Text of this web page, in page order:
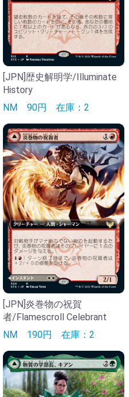
[JPN]歴史解明学/Illuminate
History
NM 90円 在庫：2
[JPN]炎巻物の祝賀
者/Flamescroll Celebrant
NM 190円 在庫：2